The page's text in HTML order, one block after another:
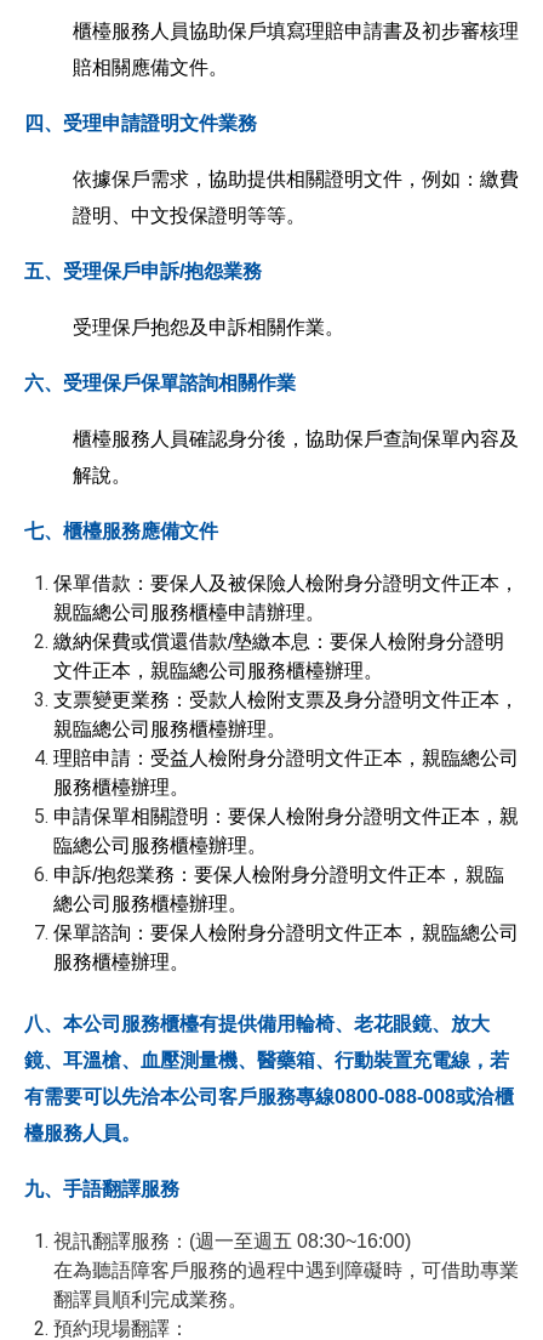
櫃檯服務人員協助保戶填寫理賠申請書及初步審核理
賠相關應備文件。
四、受理申請證明文件業務
依據保戶需求，協助提供相關證明文件，例如：繳費
證明、中文投保證明等等。
五、受理保戶申訴/抱怨業務
受理保戶抱怨及申訴相關作業。
六、受理保戶保單諮詢相關作業
櫃檯服務人員確認身分後，協助保戶查詢保單內容及
解說。
七、櫃檯服務應備文件
保單借款：要保人及被保險人檢附身分證明文件正本，
親臨總公司服務櫃檯申請辦理。
繳納保費或償還借款/墊繳本息：要保人檢附身分證明
文件正本，親臨總公司服務櫃檯辦理。
支票變更業務：受款人檢附支票及身分證明文件正本，
親臨總公司服務櫃檯辦理。
理賠申請：受益人檢附身分證明文件正本，親臨總公司
服務櫃檯辦理。
申請保單相關證明：要保人檢附身分證明文件正本，親
臨總公司服務櫃檯辦理。
申訴/抱怨業務：要保人檢附身分證明文件正本，親臨
總公司服務櫃檯辦理。
保單諮詢：要保人檢附身分證明文件正本，親臨總公司
服務櫃檯辦理。
八、本公司服務櫃檯有提供備用輪椅、老花眼鏡、放大
鏡、耳溫槍、血壓測量機、醫藥箱、行動裝置充電線，若
有需要可以先洽本公司客戶服務專線0800-088-008或洽櫃
檯服務人員。
九、手語翻譯服務
視訊翻譯服務：(週一至週五 08:30~16:00)
在為聽語障客戶服務的過程中遇到障礙時，可借助專業
翻譯員順利完成業務。
預約現場翻譯：